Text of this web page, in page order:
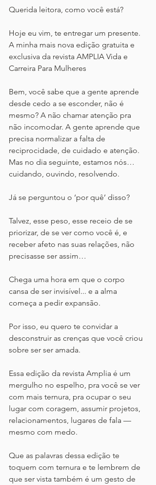
Querida leitora, como você está?
Hoje eu vim, te entregar um presente.
A minha mais nova edição gratuita e
exclusiva da revista AMPLIA Vida e
Carreira Para Mulheres
Bem, você sabe que a gente aprende
desde cedo a se esconder, não é
mesmo? A não chamar atenção pra
não incomodar. A gente aprende que
precisa normalizar a falta de
reciprocidade, de cuidado e atenção.
Mas no dia seguinte, estamos nós…
cuidando, ouvindo, resolvendo.
Já se perguntou o ‘por quê’ disso?
Talvez, esse peso, esse receio de se
priorizar, de se ver como você é, e
receber afeto nas suas relações, não
precisasse ser assim…
Chega uma hora em que o corpo
cansa de ser invisível... e a alma
começa a pedir expansão.
Por isso, eu quero te convidar a
desconstruir as crenças que você criou
sobre ser ser amada.
Essa edição da revista Amplia é um
mergulho no espelho, pra você se ver
com mais ternura, pra ocupar o seu
lugar com coragem, assumir projetos,
relacionamentos, lugares de fala —
mesmo com medo.
Que as palavras dessa edição te
toquem com ternura e te lembrem de
que ser vista também é um gesto de